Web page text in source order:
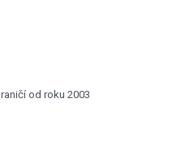
od roku 2003